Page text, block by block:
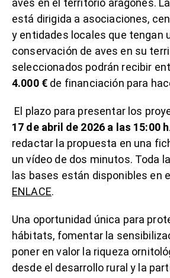
aves en el territorio aragonés.
está dirigida a asociaciones,
y entidades locales que tengan
conservación de aves en su
seleccionados podrán recibir
4.000 € de financiación para
El plazo para presentar los
17 de abril de 2026 a las 15:00 h
redactar la propuesta en una
un vídeo de dos minutos. Toda
las bases están disponibles en
ENLACE.
Una oportunidad única para
hábitats, fomentar la
poner en valor la riqueza
desde el desarrollo rural y la